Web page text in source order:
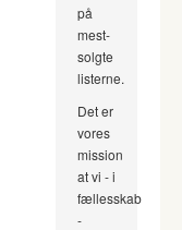
på
mest-
solgte
listerne.
Det er
vores
mission
at vi - i
fællesskab
-